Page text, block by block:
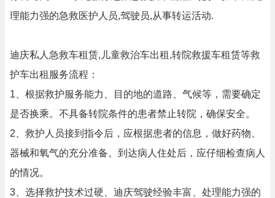
理能力强的急救医护人员,驾驶员,从事转运活动.
迪庆私人急救车租赁,儿童救治车出租,转院救援车租赁等救
护车出租服务流程：
1、根据救护服务能力、目的地的道路、气候等，需要确定
是否换乘。不具备转院条件的患者禁止转院，确保安全。
2、救护人员接到指令后，应根据患者的信息，做好药物、
器械和氧气的充分准备。到达病人住处后，应仔细检查病人
的情况。
3、选择救护技术过硬、迪庆驾驶经验丰富、处理能力强的